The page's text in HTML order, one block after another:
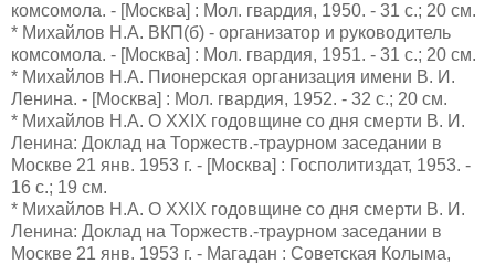
комсомола. - [Москва] : Мол. гвардия, 1950. - 31 с.; 20 см.
* Михайлов Н.А. ВКП(б) - организатор и руководитель
комсомола. - [Москва] : Мол. гвардия, 1951. - 31 с.; 20 см.
* Михайлов Н.А. Пионерская организация имени В. И.
Ленина. - [Москва] : Мол. гвардия, 1952. - 32 с.; 20 см.
* Михайлов Н.А. О XXIX годовщине со дня смерти В. И.
Ленина: Доклад на Торжеств.-траурном заседании в
Москве 21 янв. 1953 г. - [Москва] : Госполитиздат, 1953. -
16 с.; 19 см.
* Михайлов Н.А. О XXIX годовщине со дня смерти В. И.
Ленина: Доклад на Торжеств.-траурном заседании в
Москве 21 янв. 1953 г. - Магадан : Советская Колыма,